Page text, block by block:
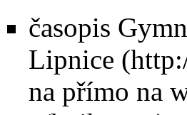
časopis
Lipnice
na přímo na